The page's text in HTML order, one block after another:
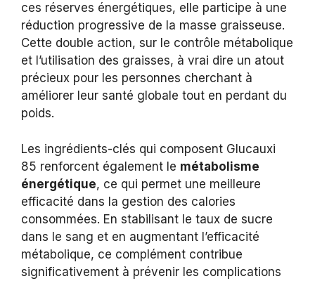
ces réserves énergétiques, elle participe à une
réduction progressive de la masse graisseuse.
Cette double action, sur le contrôle métabolique
et l’utilisation des graisses, à vrai dire un atout
précieux pour les personnes cherchant à
améliorer leur santé globale tout en perdant du
poids.
Les ingrédients-clés qui composent Glucauxi
85 renforcent également le métabolisme
énergétique, ce qui permet une meilleure
efficacité dans la gestion des calories
consommées. En stabilisant le taux de sucre
dans le sang et en augmentant l’efficacité
métabolique, ce complément contribue
significativement à prévenir les complications